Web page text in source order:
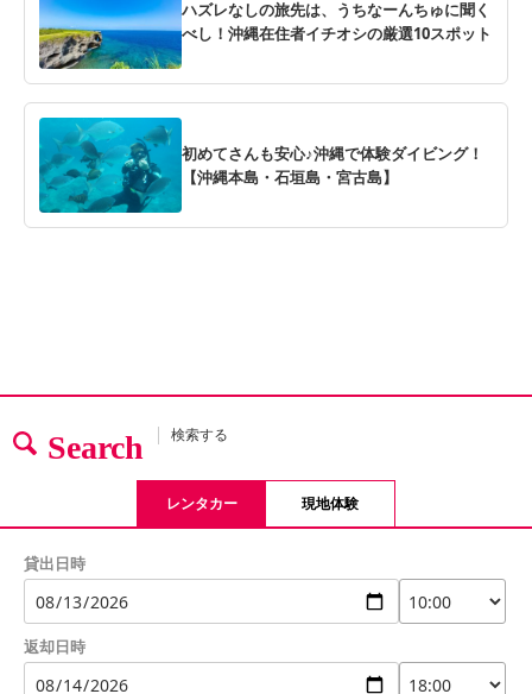
ハズレなしの旅先は、うちなーんちゅに聞く
べし！沖縄在住者イチオシの厳選10スポット
初めてさんも安心♪沖縄で体験ダイビング！
【沖縄本島・石垣島・宮古島】
Search 検索する
レンタカー 現地体験
貸出日時
返却日時